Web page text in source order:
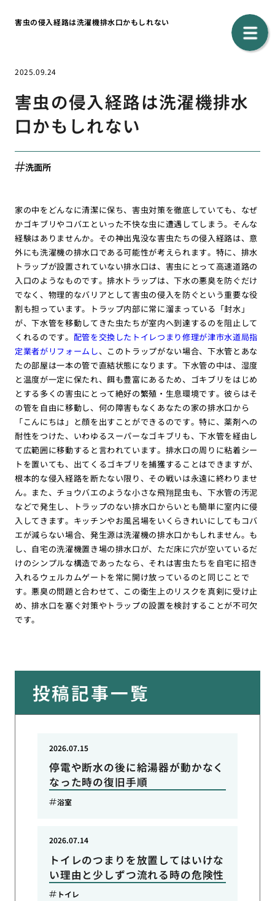
害虫の侵入経路は洗濯機排水口かもしれない
2025.09.24
害虫の侵入経路は洗濯機排水
口かもしれない
洗面所
家の中をどんなに清潔に保ち、害虫対策を徹底していても、なぜ
かゴキブリやコバエといった不快な虫に遭遇してしまう。そんな
経験はありませんか。その神出鬼没な害虫たちの侵入経路は、意
外にも洗濯機の排水口である可能性が考えられます。特に、排水
トラップが設置されていない排水口は、害虫にとって高速道路の
入口のようなものです。排水トラップは、下水の悪臭を防ぐだけ
でなく、物理的なバリアとして害虫の侵入を防ぐという重要な役
割も担っています。トラップ内部に常に溜まっている「封水」
が、下水管を移動してきた虫たちが室内へ到達するのを阻止して
くれるのです。 配管を交換したトイレつまり修理が津市水道局指
定業者がリフォームし、このトラップがない場合、下水管とあな
たの部屋は一本の管で直結状態になります。下水管の中は、湿度
と温度が一定に保たれ、餌も豊富にあるため、ゴキブリをはじめ
とする多くの害虫にとって絶好の繁殖・生息環境です。彼らはそ
の管を自由に移動し、何の障害もなくあなたの家の排水口から
「こんにちは」と顔を出すことができるのです。特に、薬剤への
耐性をつけた、いわゆるスーパーなゴキブリも、下水管を経由し
て広範囲に移動すると言われています。排水口の周りに粘着シー
トを置いても、出てくるゴキブリを捕獲することはできますが、
根本的な侵入経路を断たない限り、その戦いは永遠に終わりませ
ん。また、チョウバエのような小さな飛翔昆虫も、下水管の汚泥
などで発生し、トラップのない排水口からいとも簡単に室内に侵
入してきます。キッチンやお風呂場をいくらきれいにしてもコバ
エが減らない場合、発生源は洗濯機の排水口かもしれません。も
し、自宅の洗濯機置き場の排水口が、ただ床に穴が空いているだ
けのシンプルな構造であったなら、それは害虫たちを自宅に招き
入れるウェルカムゲートを常に開け放っているのと同じことで
す。悪臭の問題と合わせて、この衛生上のリスクを真剣に受け止
め、排水口を塞ぐ対策やトラップの設置を検討することが不可欠
です。
投稿記事一覧
停電や断水の後に給湯器が動かなく
なった時の復旧手順
2026.07.15
浴室
トイレのつまりを放置してはいけな
い理由と少しずつ流れる時の危険性
2026.07.14
トイレ